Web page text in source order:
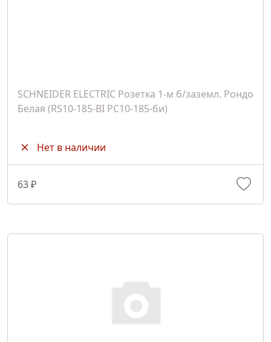
SCHNEIDER ELECTRIC Розетка 1-м б/заземл. Рондо
Белая (RS10-185-BI PC10-185-би)
Нет в наличии
63 ₽